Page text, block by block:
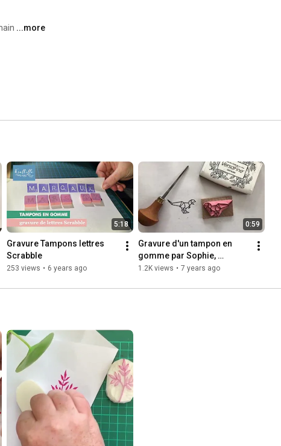
...more
5:18
Gravure Tampons lettres
Scrabble
253 views • 6 years ago
0:59
Gravure d'un tampon en
gomme par Sophie,
créatrice de Kraftille
1.2K views • 7 years ago